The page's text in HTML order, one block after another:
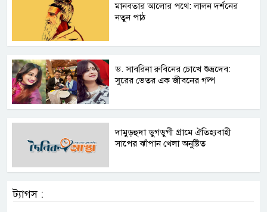
মানবতার আলোর পথে: লালন দর্শনের
নতুন পাঠ
ড. সাবরিনা রুবিনের চোখে শুভ্রদেব:
সুরের ভেতর এক জীবনের গল্প
দামুড়হুদা ডুগডুগী গ্রামে ঐতিহ্যবাহী
সাপের ঝাঁপান খেলা অনুষ্টিত
ট্যাগস :